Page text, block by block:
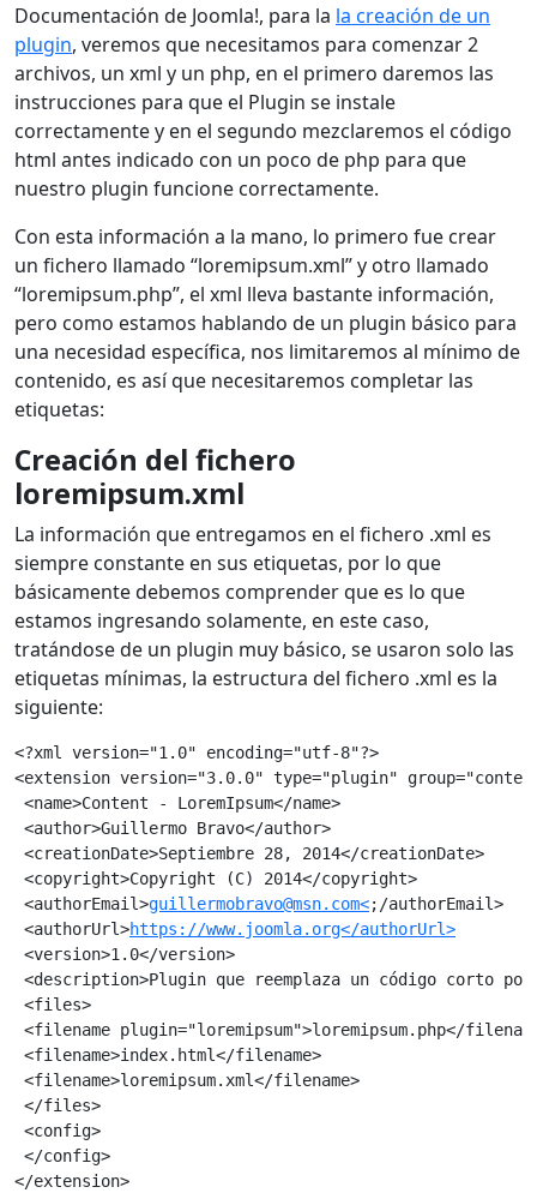
Documentación de Joomla!, para la la creación de un
plugin, veremos que necesitamos para comenzar 2
archivos, un xml y un php, en el primero daremos las
instrucciones para que el Plugin se instale
correctamente y en el segundo mezclaremos el código
html antes indicado con un poco de php para que
nuestro plugin funcione correctamente.
Con esta información a la mano, lo primero fue crear
un fichero llamado “loremipsum.xml” y otro llamado
“loremipsum.php”, el xml lleva bastante información,
pero como estamos hablando de un plugin básico para
una necesidad específica, nos limitaremos al mínimo de
contenido, es así que necesitaremos completar las
etiquetas:
Creación del fichero
loremipsum.xml
La información que entregamos en el fichero .xml es
siempre constante en sus etiquetas, por lo que
básicamente debemos comprender que es lo que
estamos ingresando solamente, en este caso,
tratándose de un plugin muy básico, se usaron solo las
etiquetas mínimas, la estructura del fichero .xml es la
siguiente:
<?xml version="1.0" encoding="utf-8"?>
<extension version="3.0.0" type="plugin"
<name>Content - LoremIpsum</name>
<author>Guillermo Bravo</author>
<creationDate>Septiembre 28, 2014</creationDate>
<copyright>Copyright (C) 2014</copyright>
<authorEmail>guillermobravo@msn.com<;/authorEmail>
<authorUrl>https://www.joomla.org</authorUrl>
<version>1.0</version>
<description>Plugin que reemplaza un código corto
<files>
<filename plugin="loremipsum">loremipsum.php</
<filename>index.html</filename>
<filename>loremipsum.xml</filename>
</files>
<config>
</config>
</extension>